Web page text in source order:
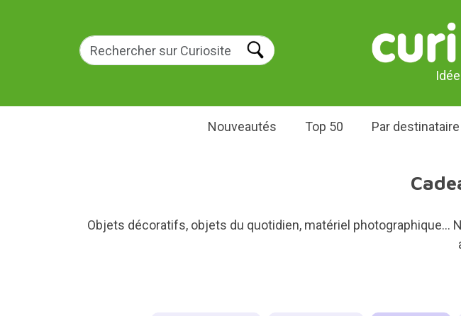
Nouveautés Top 50 Par destinataire
Objets décoratifs, objets du quotidien, matériel photographique...